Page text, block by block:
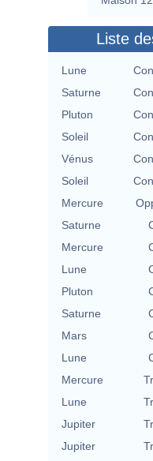
Liste
Lune
Saturne
Pluton
Soleil
Vénus
Soleil
Mercure
Saturne
Mercure
Lune
Pluton
Saturne
Mars
Lune
Mercure
Lune
Jupiter
Jupiter